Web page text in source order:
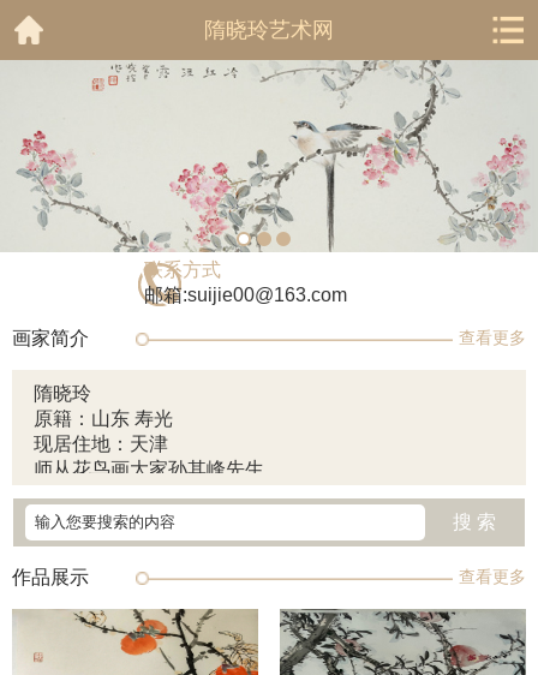
隋晓玲艺术网
联系方式
邮箱:suijie00@163.com
画家简介 查看更多
隋晓玲
原籍：山东 寿光
现居住地：天津
师从花鸟画大家孙其峰先生
天津美术家协会会员
搜 索
作品展示 查看更多